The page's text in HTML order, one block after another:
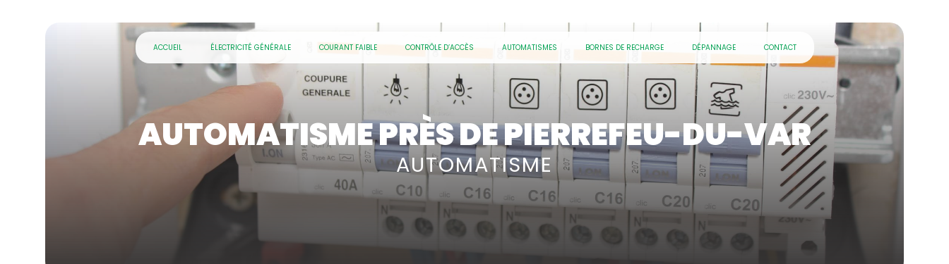
ACCUEIL ÉLECTRICITÉ GÉNÉRALE COURANT FAIBLE CONTRÔLE D’ACCÈS AUTOMATISMES BORNES DE RECHARGE DÉPANNAGE CONTACT
AUTOMATISME PRÈS DE PIERREFEU-DU-VAR
AUTOMATISME